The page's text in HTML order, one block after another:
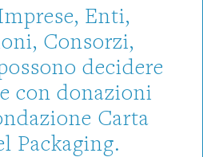
Enti,
Consorzi,
decidere
con donazioni
Carta
Packaging.